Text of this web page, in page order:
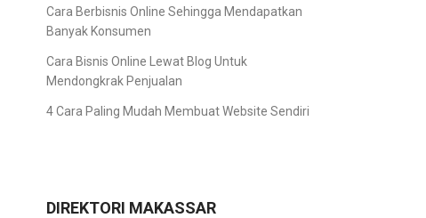
Cara Berbisnis Online Sehingga Mendapatkan
Banyak Konsumen
Cara Bisnis Online Lewat Blog Untuk
Mendongkrak Penjualan
4 Cara Paling Mudah Membuat Website Sendiri
DIREKTORI MAKASSAR